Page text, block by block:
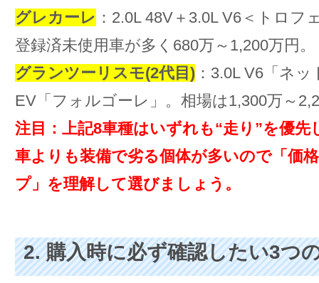
グレカーレ ：2.0L 48V＋3.0L V6＜トロフ
登録済未使用車が多く680万～1,200万円。
グランツーリスモ(2代目)：3.0L V6「ネッ
EV「フォルゴーレ」。相場は1,300万～
注目：上記8車種はいずれも“走り”を優先
車よりも装備で劣る個体が多いので「価
プ」を理解して選びましょう。
2. 購入時に必ず確認したい3つ